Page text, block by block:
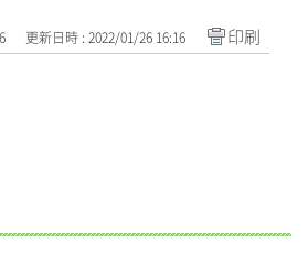
更新日時 : 2022/01/26 16:16 印刷